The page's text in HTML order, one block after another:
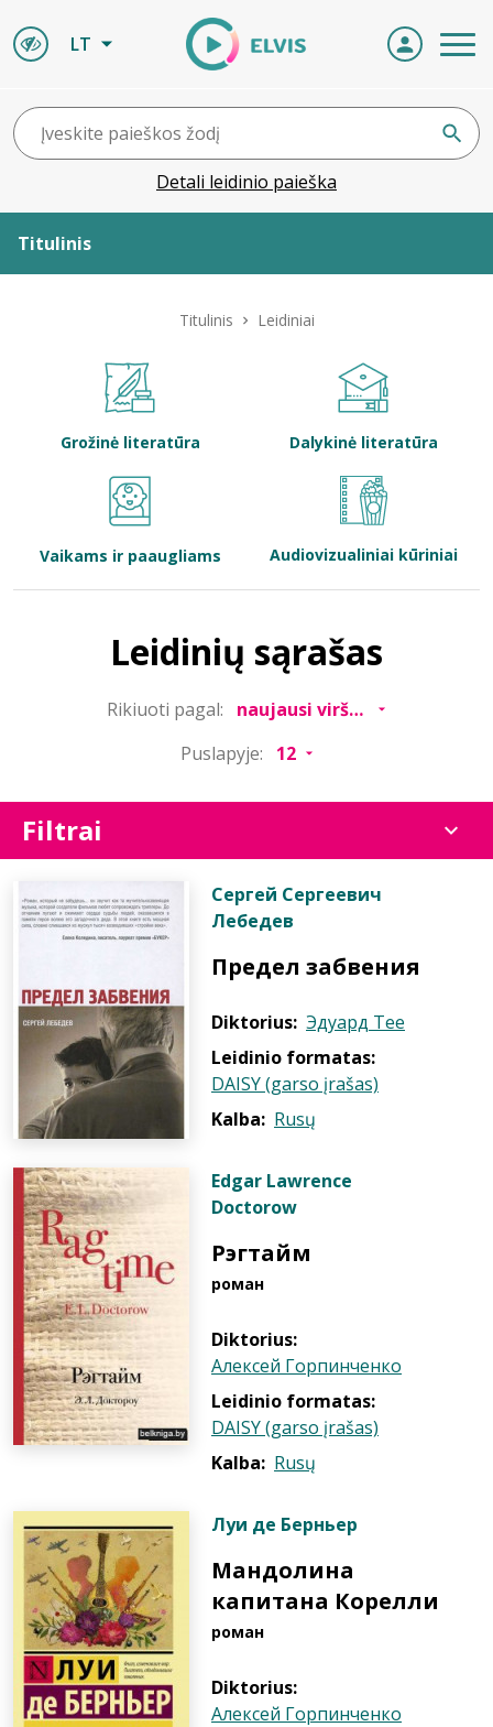
LT
Detali leidinio paieška
Titulinis
Bibliotekoms
Titulinis Leidiniai
Grožinė literatūra Dalykinė literatūra
Vaikams ir paaugliams Audiovizualiniai kūriniai
Leidinių sąrašas
Rikiuoti pagal:
Puslapyje:
Filtrai
Сергей Сергеевич
Лебедев
Предел забвения
Diktorius: Эдуард Тее
Leidinio formatas:
DAISY (garso įrašas)
Kalba: Rusų
Edgar Lawrence
Doctorow
Рэгтайм
роман
Diktorius:
Алексей Горпинченко
Leidinio formatas:
DAISY (garso įrašas)
Kalba: Rusų
Луи де Берньер
Мандолина
капитана Корелли
роман
Diktorius:
Алексей Горпинченко